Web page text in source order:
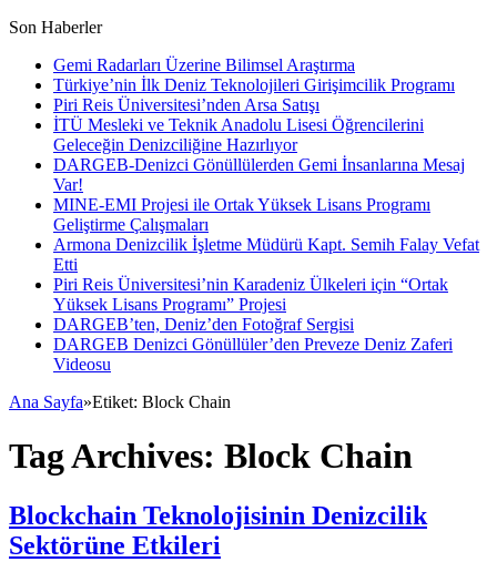
Son Haberler
Gemi Radarları Üzerine Bilimsel Araştırma
Türkiye’nin İlk Deniz Teknolojileri Girişimcilik Programı
Piri Reis Üniversitesi’nden Arsa Satışı
İTÜ Mesleki ve Teknik Anadolu Lisesi Öğrencilerini
Geleceğin Denizciliğine Hazırlıyor
DARGEB-Denizci Gönüllülerden Gemi İnsanlarına Mesaj
Var!
MINE-EMI Projesi ile Ortak Yüksek Lisans Programı
Geliştirme Çalışmaları
Armona Denizcilik İşletme Müdürü Kapt. Semih Falay Vefat
Etti
Piri Reis Üniversitesi’nin Karadeniz Ülkeleri için “Ortak
Yüksek Lisans Programı” Projesi
DARGEB’ten, Deniz’den Fotoğraf Sergisi
DARGEB Denizci Gönüllüler’den Preveze Deniz Zaferi
Videosu
Ana Sayfa»Etiket: Block Chain
Tag Archives: Block Chain
Blockchain Teknolojisinin Denizcilik
Sektörüne Etkileri